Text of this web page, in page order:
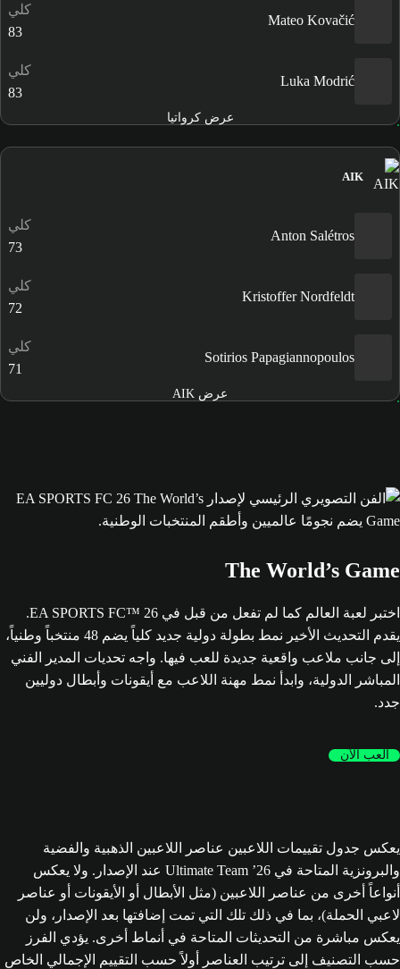
Mateo Kovačić
كلي
83
Luka Modrić
كلي
83
عرض كرواتيا
AIK
Anton Salétros
كلي
73
Kristoffer Nordfeldt
كلي
72
Sotirios Papagiannopoulos
كلي
71
عرض AIK
The World’s Game
اختبر لعبة العالم كما لم تفعل من قبل في EA SPORTS FC™ 26.
يقدم التحديث الأخير نمط بطولة دولية جديد كلياً يضم 48 منتخباً وطنياً،
إلى جانب ملاعب واقعية جديدة للعب فيها. واجه تحديات المدير الفني
المباشر الدولية، وابدأ نمط مهنة اللاعب مع أيقونات وأبطال دوليين
جدد.
العب الآن
يعكس جدول تقييمات اللاعبين عناصر اللاعبين الذهبية والفضية
والبرونزية المتاحة في Ultimate Team ’26 عند الإصدار. ولا يعكس
أنواعاً أخرى من عناصر اللاعبين (مثل الأبطال أو الأيقونات أو عناصر
لاعبي الحملة)، بما في ذلك تلك التي تمت إضافتها بعد الإصدار، ولن
يعكس مباشرة من التحديثات المتاحة في أنماط أخرى. يؤدي الفرز
حسب التصنيف إلى ترتيب العناصر أولاً حسب التقييم الإجمالي الخاص